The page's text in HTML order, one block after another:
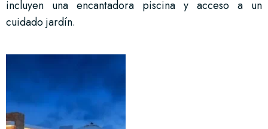
incluyen una encantadora piscina y acceso a un
cuidado jardín.